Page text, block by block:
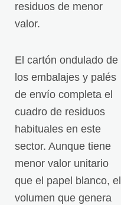
residuos de menor
valor.
El cartón ondulado de
los embalajes y palés
de envío completa el
cuadro de residuos
habituales en este
sector. Aunque tiene
menor valor unitario
que el papel blanco, el
volumen que genera